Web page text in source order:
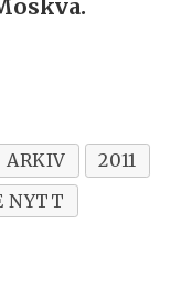
ARKIV
2011
NYTT